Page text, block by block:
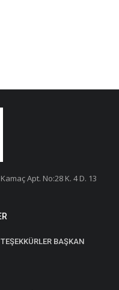
Apt. No:28 K. 4 D. 13
BAŞKAN